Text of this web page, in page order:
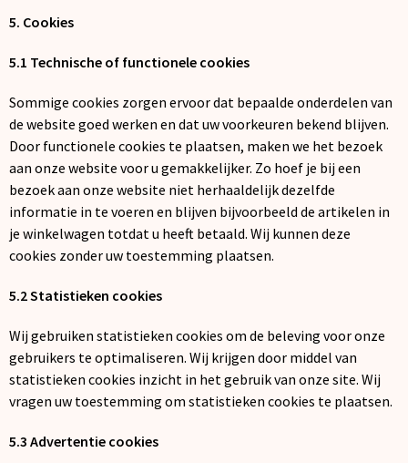
5. Cookies
5.1 Technische of functionele cookies
Sommige cookies zorgen ervoor dat bepaalde onderdelen van
de website goed werken en dat uw voorkeuren bekend blijven.
Door functionele cookies te plaatsen, maken we het bezoek
aan onze website voor u gemakkelijker. Zo hoef je bij een
bezoek aan onze website niet herhaaldelijk dezelfde
informatie in te voeren en blijven bijvoorbeeld de artikelen in
je winkelwagen totdat u heeft betaald. Wij kunnen deze
cookies zonder uw toestemming plaatsen.
5.2 Statistieken cookies
Wij gebruiken statistieken cookies om de beleving voor onze
gebruikers te optimaliseren. Wij krijgen door middel van
statistieken cookies inzicht in het gebruik van onze site. Wij
vragen uw toestemming om statistieken cookies te plaatsen.
5.3 Advertentie cookies